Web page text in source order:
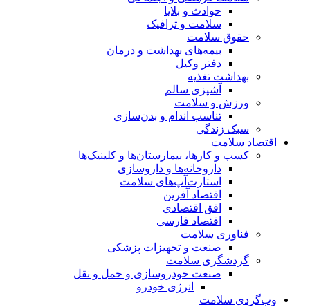
حوادث و بلایا
سلامت و ترافیک
حقوق سلامت
بیمه‌های بهداشت و درمان
دفتر وکیل
بهداشت تغذیه
آشپزی سالم
ورزش و سلامت
تناسب اندام و بدن‌سازی
سبک زندگی
اقتصاد سلامت
کسب و کارها، بیمارستان‌ها و کلینیک‌ها
داروخانه‌ها و داروسازی
استارت‌آپ‌های سلامت
اقتصاد آفرین
افق اقتصادی
اقتصاد فارسی
فناوری سلامت
صنعت و تجهیزات پزشکی
گردشگری سلامت
صنعت خودروسازی و حمل و نقل
انرژی خودرو
وب‌گردی سلامت